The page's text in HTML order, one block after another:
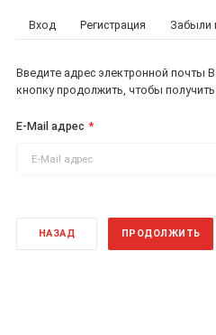
Вход Регистрация Забыли
Введите адрес электронной почты
кнопку продолжить, чтобы
E-Mail адрес
НАЗАД ПРОДОЛЖИТЬ